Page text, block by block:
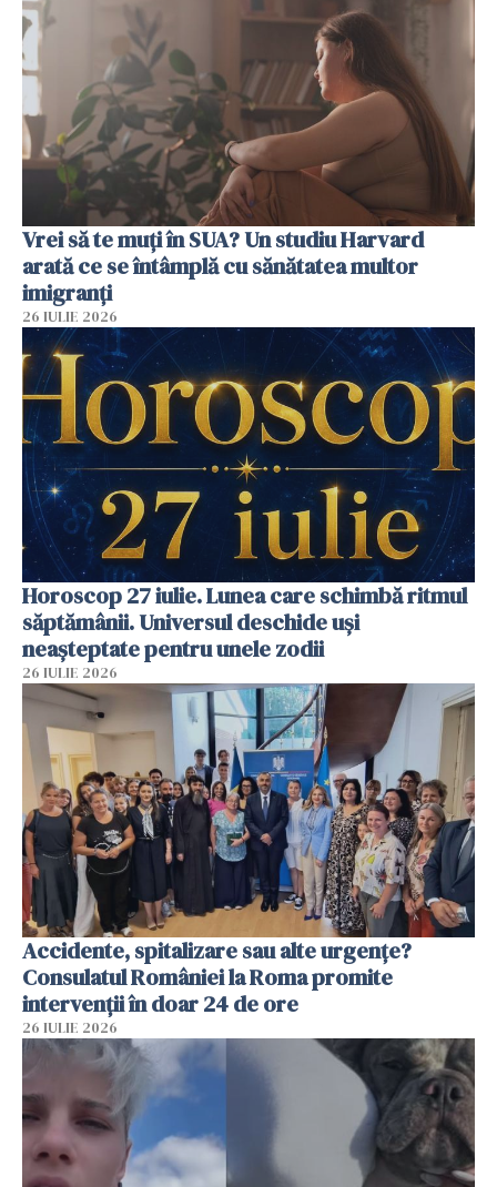
Vrei să te muți în SUA? Un studiu Harvard
arată ce se întâmplă cu sănătatea multor
imigranți
26 IULIE 2026
Horoscop 27 iulie. Lunea care schimbă ritmul
săptămânii. Universul deschide uși
neașteptate pentru unele zodii
26 IULIE 2026
Accidente, spitalizare sau alte urgențe?
Consulatul României la Roma promite
intervenții în doar 24 de ore
26 IULIE 2026